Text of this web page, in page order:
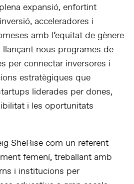
expansió, enfortint
acceleradores i
amb l’equitat de gènere
nous programes de
per connectar inversores i
estratègiques que
liderades per dones,
i les oportunitats
SheRise com un referent
femení, treballant amb
i institucions per